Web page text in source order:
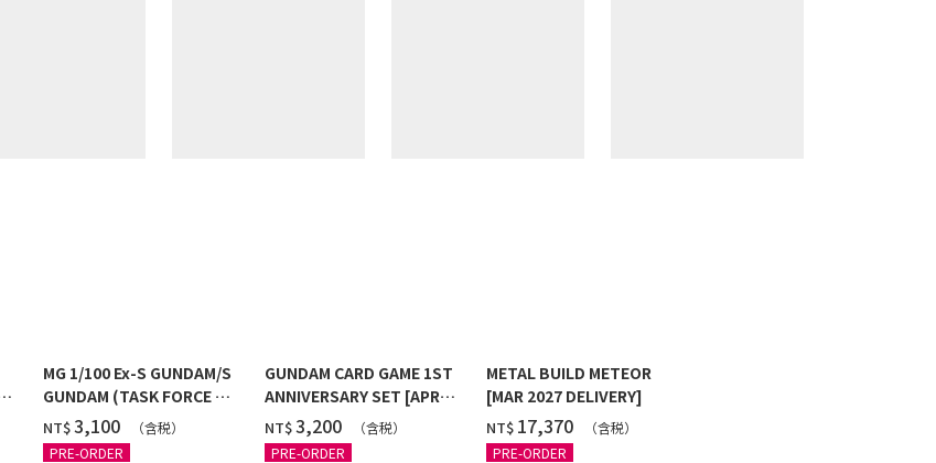
MG 1/100 Ex-S GUNDAM/S
GUNDAM (TASK FORCE α
Ver.) [2026年10月發送]
NT$‌3,100
（含税）
PRE-ORDER
GUNDAM CARD GAME 1ST
ANNIVERSARY SET [APR
2027 DELIVERY]
NT$‌3,200
（含税）
PRE-ORDER
METAL BUILD METEOR
[MAR 2027 DELIVERY]
NT$ ‌17,370
（含税）
PRE-ORDER